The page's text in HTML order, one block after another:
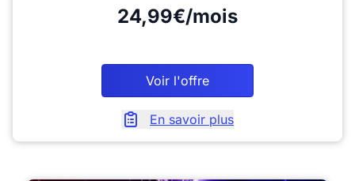
24,99€/mois
Voir l'offre
En savoir plus